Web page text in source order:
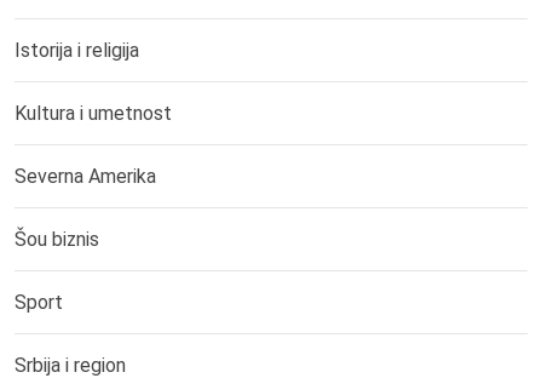
Istorija i religija
Kultura i umetnost
Severna Amerika
Šou biznis
Sport
Srbija i region